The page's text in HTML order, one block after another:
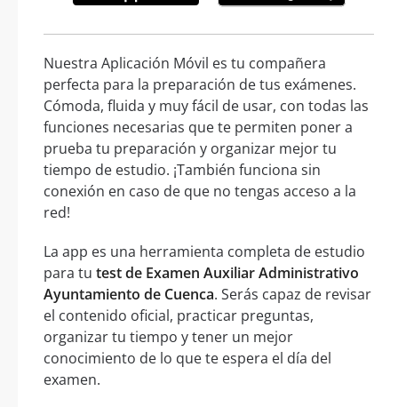
Nuestra Aplicación Móvil es tu compañera
perfecta para la preparación de tus exámenes.
Cómoda, fluida y muy fácil de usar, con todas las
funciones necesarias que te permiten poner a
prueba tu preparación y organizar mejor tu
tiempo de estudio. ¡También funciona sin
conexión en caso de que no tengas acceso a la
red!
La app es una herramienta completa de estudio
para tu test de Examen Auxiliar Administrativo
Ayuntamiento de Cuenca. Serás capaz de revisar
el contenido oficial, practicar preguntas,
organizar tu tiempo y tener un mejor
conocimiento de lo que te espera el día del
examen.